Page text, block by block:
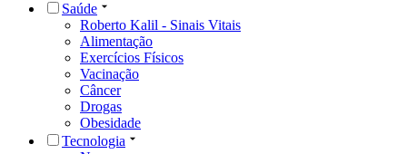
Saúde
Roberto Kalil - Sinais Vitais
Alimentação
Exercícios Físicos
Vacinação
Câncer
Drogas
Obesidade
Tecnologia